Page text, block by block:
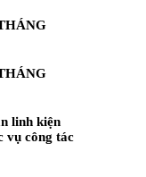
linh kiện
vụ công tác